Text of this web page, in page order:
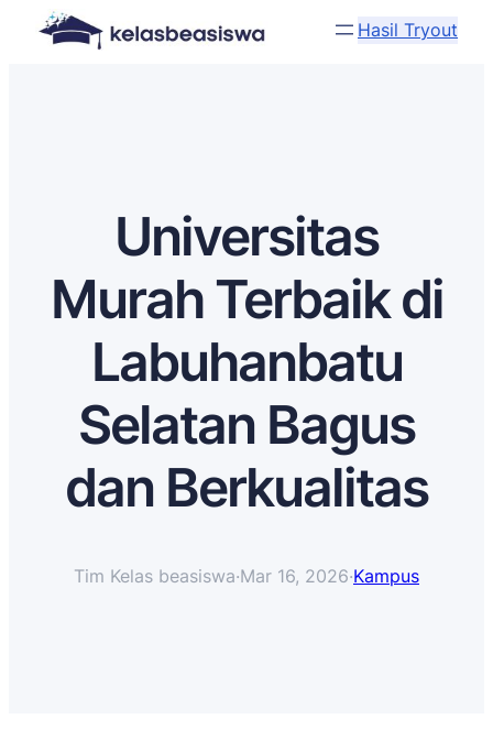
Hasil Tryout
Universitas
Murah Terbaik di
Labuhanbatu
Selatan Bagus
dan Berkualitas
Tim Kelas beasiswa·Mar 16, 2026·Kampus